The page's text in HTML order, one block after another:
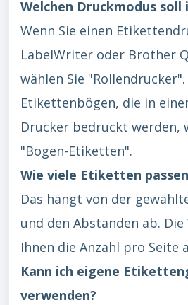
Welchen Druckmodus soll
Wenn Sie einen
LabelWriter oder Brother
wählen Sie
Etikettenbögen, die in
Drucker bedruckt werden,
"Bogen-Etiketten".
Wie viele Etiketten
Das hängt von der
und den Abständen ab.
Ihnen die Anzahl pro Seite
Kann ich eigene
verwenden?